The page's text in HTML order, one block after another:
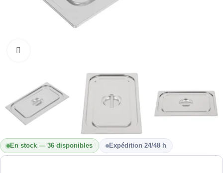
En stock — 36 disponibles Expédition 24/48 h